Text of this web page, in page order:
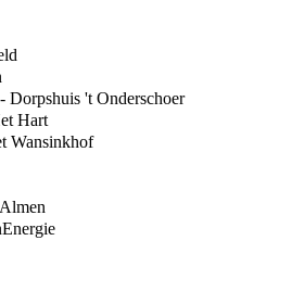
Dorpshuis 't Onderschoer
Hart
Wansinkhof